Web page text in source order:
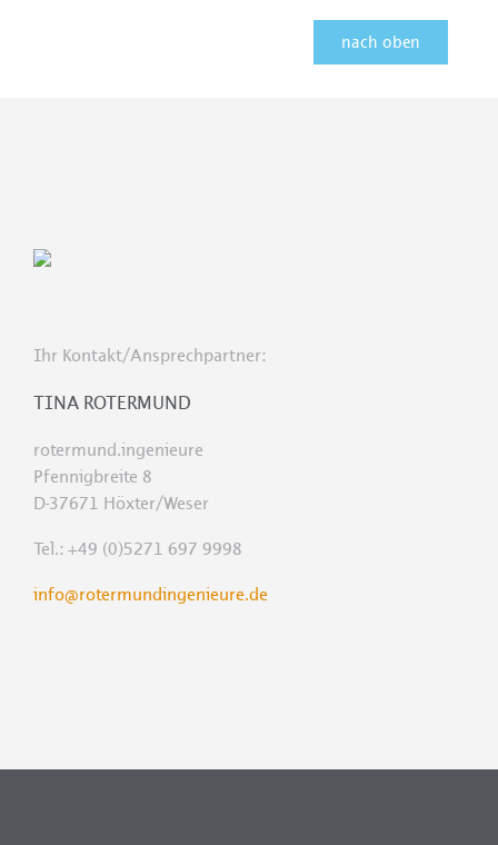
nach oben
Ihr Kontakt/Ansprechpartner:
TINA ROTERMUND
rotermund.ingenieure
Pfennigbreite 8
D-37671 Höxter/Weser
Tel.: +49 (0)5271 697 9998
info@rotermundingenieure.de